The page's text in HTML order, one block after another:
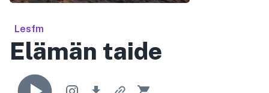
Lesfm
Elämän taide